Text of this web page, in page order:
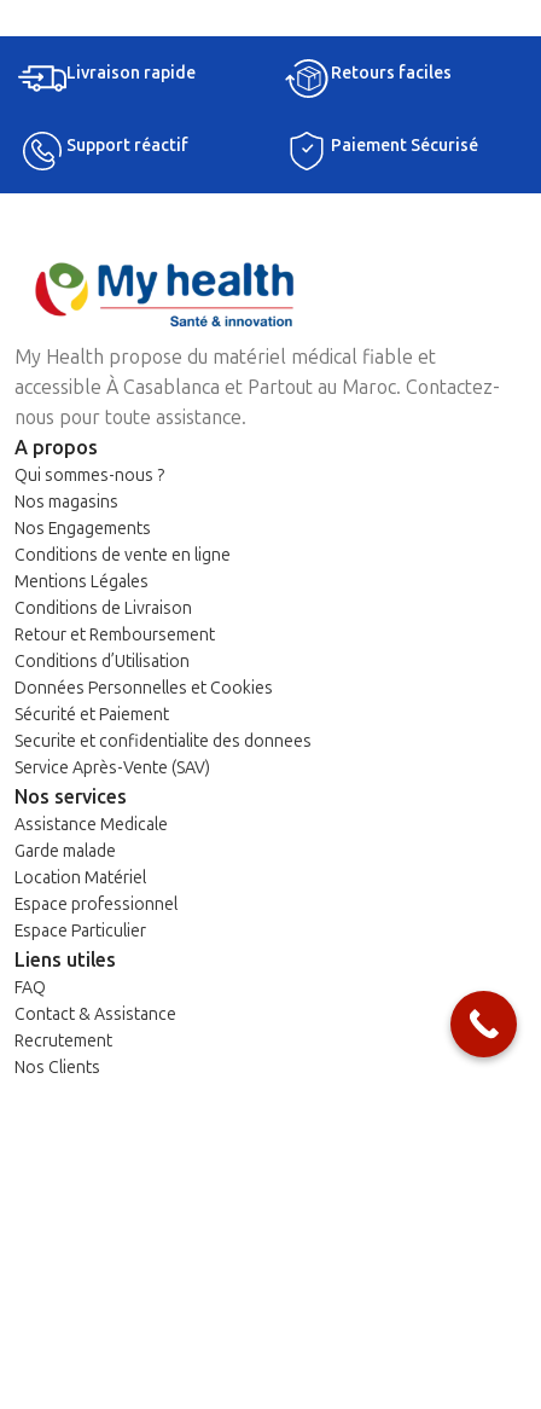
Livraison rapide Retours faciles
Support réactif Paiement Sécurisé
My Health propose du matériel médical fiable et
accessible À Casablanca et Partout au Maroc. Contactez-
nous pour toute assistance.
A propos
Qui sommes-nous ?
Nos magasins
Nos Engagements
Conditions de vente en ligne
Mentions Légales
Conditions de Livraison
Retour et Remboursement
Conditions d’Utilisation
Données Personnelles et Cookies
Sécurité et Paiement
Securite et confidentialite des donnees
Service Après-Vente (SAV)
Nos services
Assistance Medicale
Garde malade
Location Matériel
Espace professionnel
Espace Particulier
Liens utiles
FAQ
Contact & Assistance
Recrutement
Nos Clients